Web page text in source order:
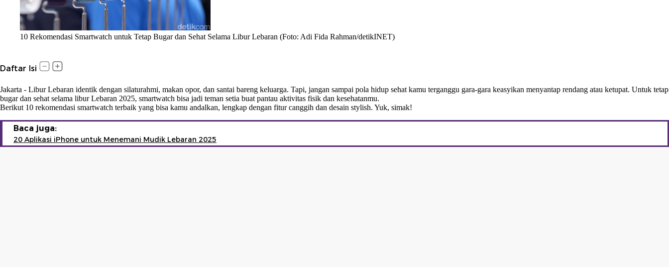
10 Rekomendasi Smartwatch untuk Tetap Bugar dan Sehat Selama Libur Lebaran (Foto: Adi Fida Rahman/detikINET)
Daftar Isi
Jakarta - Libur Lebaran identik dengan silaturahmi, makan opor, dan santai bareng keluarga. Tapi, jangan sampai pola hidup sehat kamu terganggu gara-gara keasyikan menyantap rendang atau ketupat. Untuk tetap
bugar dan sehat selama libur Lebaran 2025, smartwatch bisa jadi teman setia buat pantau aktivitas fisik dan kesehatanmu.
Berikut 10 rekomendasi smartwatch terbaik yang bisa kamu andalkan, lengkap dengan fitur canggih dan desain stylish. Yuk, simak!
Baca juga:
20 Aplikasi iPhone untuk Menemani Mudik Lebaran 2025